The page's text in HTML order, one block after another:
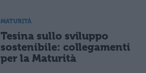
MATURITÀ
Tesina sullo sviluppo
sostenibile: collegamenti
per la Maturità